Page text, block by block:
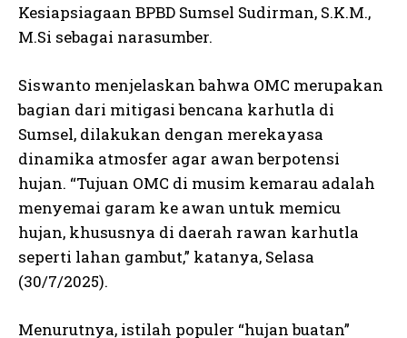
Kesiapsiagaan BPBD Sumsel Sudirman, S.K.M.,
M.Si sebagai narasumber.
Siswanto menjelaskan bahwa OMC merupakan
bagian dari mitigasi bencana karhutla di
Sumsel, dilakukan dengan merekayasa
dinamika atmosfer agar awan berpotensi
hujan. “Tujuan OMC di musim kemarau adalah
menyemai garam ke awan untuk memicu
hujan, khususnya di daerah rawan karhutla
seperti lahan gambut,” katanya, Selasa
(30/7/2025).
Menurutnya, istilah populer “hujan buatan”